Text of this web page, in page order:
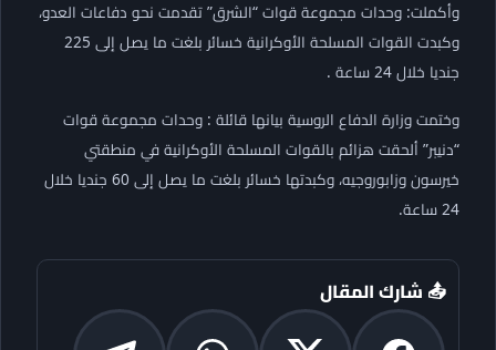
وأكملت: وحدات مجموعة قوات “الشرق” تقدمت نحو دفاعات العدو،
وكبدت القوات المسلحة الأوكرانية خسائر بلغت ما يصل إلى 225
جنديا خلال 24 ساعة .
وختمت وزارة الدفاع الروسية بيانها قائلة : وحدات مجموعة قوات
“دنيبر” ألحقت هزائم بالقوات المسلحة الأوكرانية في منطقتي
خيرسون وزابوروجيه، وكبدتها خسائر بلغت ما يصل إلى 60 جنديا خلال
24 ساعة.
📤 شارك المقال